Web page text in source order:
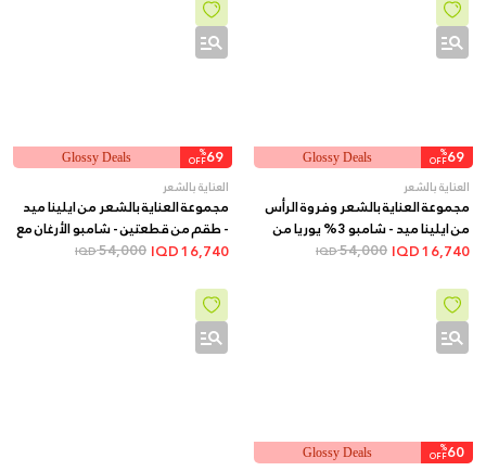
69
%
OFF
Glossy Deals
العناية بالشعر
مجموعة العناية بالشعر وفروة الرأس
من ايلينا ميد - شامبو 3% يوريا من
قطعتين + هدية بخاخ للشعر
16,740
54,000
IQD
69
%
OFF
Glossy Deals
العناية بالشعر
مجموعة العناية بالشعر من ايلينا ميد
- طقم من قطعتين - شامبو الأرغان مع
هدية بلسم الشعر الإسباني
16,740
54,000
IQD
60
%
OFF
Glossy Deals